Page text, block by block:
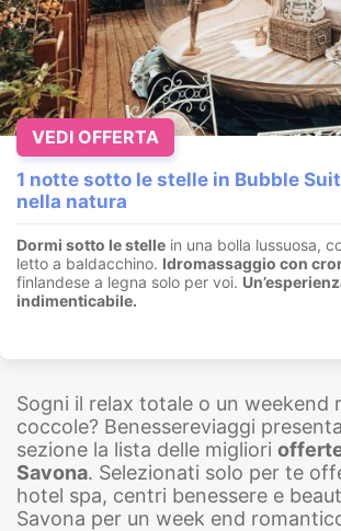
1 notte sotto le stelle in Bubble
nella natura
Dormi sotto le stelle in una bolla lussuosa,
letto a baldacchino. Idromassaggio con
finlandese a legna solo per voi.
indimenticabile.
VEDI OFFERTA
Sogni il relax totale o un weekend
coccole? Benessereviaggi
sezione la lista delle migliori
Savona. Selezionati solo per te
hotel spa, centri benessere e
Savona per un week end